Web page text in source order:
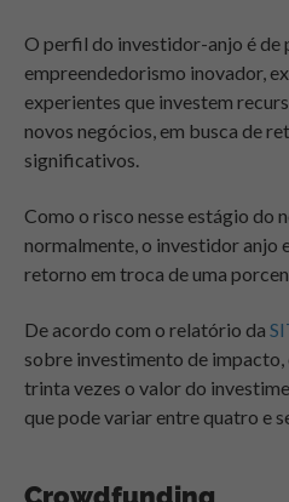
O perfil do investidor-anjo é de
empreendedorismo inovador,
experientes que investem
novos negócios, em busca de
significativos.
Como o risco nesse estágio do
normalmente, o investidor anjo
retorno em troca de uma
De acordo com o relatório da
sobre investimento de impacto,
trinta vezes o valor do
que pode variar entre quatro e